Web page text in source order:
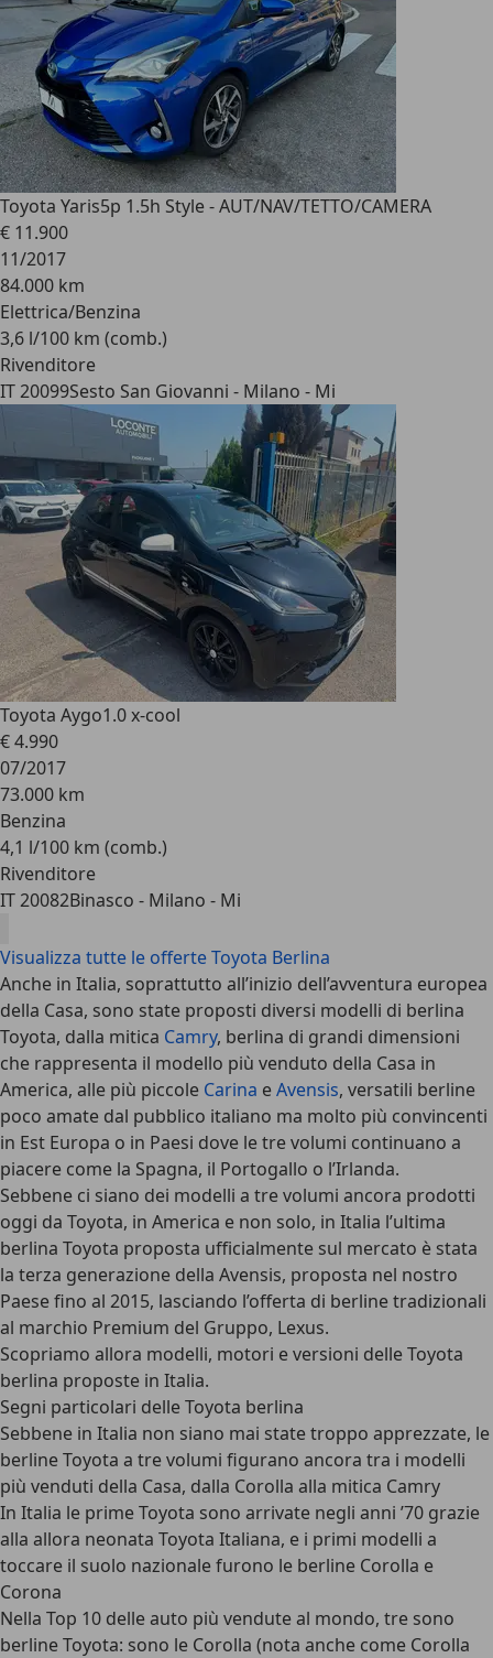
Toyota Yaris5p 1.5h Style - AUT/NAV/TETTO/CAMERA
€ 11.900
11/2017
84.000 km
Elettrica/Benzina
3,6 l/100 km (comb.)
Rivenditore
IT 20099Sesto San Giovanni - Milano - Mi
Toyota Aygo1.0 x-cool
€ 4.990
07/2017
73.000 km
Benzina
4,1 l/100 km (comb.)
Rivenditore
IT 20082Binasco - Milano - Mi
Visualizza tutte le offerte Toyota Berlina
Anche in Italia, soprattutto all’inizio dell’avventura europea
della Casa, sono state proposti diversi modelli di berlina
Toyota, dalla mitica Camry, berlina di grandi dimensioni
che rappresenta il modello più venduto della Casa in
America, alle più piccole Carina eAvensis, versatili berline
poco amate dal pubblico italiano ma molto più convincenti
in Est Europa o in Paesi dove le tre volumi continuano a
piacere come la Spagna, il Portogallo o l’Irlanda.
Sebbene ci siano dei modelli a tre volumi ancora prodotti
oggi da Toyota, in America e non solo, in Italia l’ultima
berlina Toyota proposta ufficialmente sul mercato è stata
la terza generazione della Avensis, proposta nel nostro
Paese fino al 2015, lasciando l’offerta di berline tradizionali
al marchio Premium del Gruppo, Lexus.
Scopriamo allora modelli, motori e versioni delle Toyota
berlina proposte in Italia.
Segni particolari delle Toyota berlina
Sebbene in Italia non siano mai state troppo apprezzate, le
berline Toyota a tre volumi figurano ancora tra i modelli
più venduti della Casa, dalla Corolla alla mitica Camry
In Italia le prime Toyota sono arrivate negli anni ’70 grazie
alla allora neonata Toyota Italiana, e i primi modelli a
toccare il suolo nazionale furono le berline Corolla e
Corona
Nella Top 10 delle auto più vendute al mondo, tre sono
berline Toyota: sono le Corolla (nota anche come Corolla